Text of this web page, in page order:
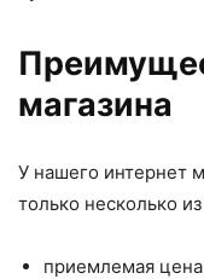
магазина
У нашего интернет
только несколько
приемлемая